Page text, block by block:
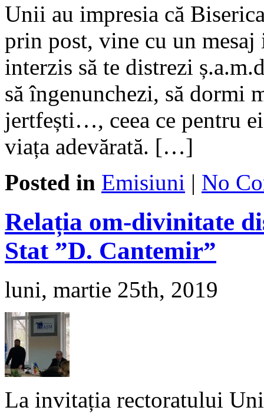
Unii au impresia că
prin post, vine cu un mesaj
interzis să te distrezi
să îngenunchezi, să dormi
jertfești…, ceea ce pentru
viața adevărată. […]
Posted in Emisiuni | No
Relația om-divinitate
Stat ”D. Cantemir”
luni, martie 25th, 2019
La invitația rectoratului